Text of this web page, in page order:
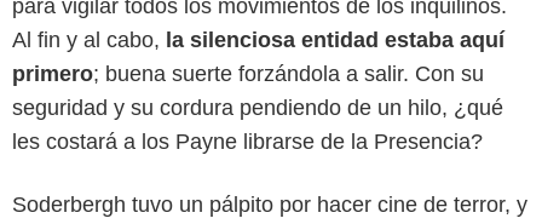
para vigilar todos los movimientos de los inquilinos.
Al fin y al cabo, la silenciosa entidad estaba aquí
primero; buena suerte forzándola a salir. Con su
seguridad y su cordura pendiendo de un hilo, ¿qué
les costará a los Payne librarse de la Presencia?
Soderbergh tuvo un pálpito por hacer cine de terror, y